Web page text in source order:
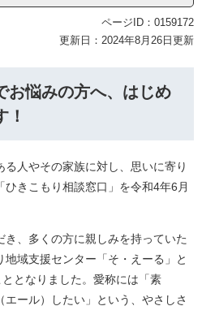
ページID：0159172
更新日：2024年8月26日更新
お悩みの方へ、はじめ
人やその家族に対し、思いに寄り
きこもり相談窓口」を令和4年6月
、多くの方に親しみを持っていた
域支援センター「そ・えーる」と
となりました。愛称には「素
エール）したい」という、やさしさ